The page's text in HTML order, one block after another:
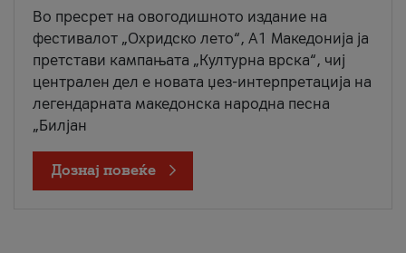
Во пресрет на овогодишното издание на
фестивалот „Охридско лето“, А1 Македонија ја
претстави кампањата „Културна врска“, чиј
централен дел е новата џез-интерпретација на
легендарната македонска народна песна
„Билјан
Дознај повеќе